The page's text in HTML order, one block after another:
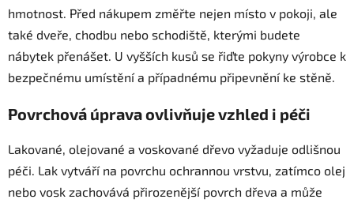
hmotnost. Před nákupem změřte nejen místo v pokoji, ale
také dveře, chodbu nebo schodiště, kterými budete
nábytek přenášet. U vyšších kusů se řiďte pokyny výrobce k
bezpečnému umístění a případnému připevnění ke stěně.
Povrchová úprava ovlivňuje vzhled i péči
Lakované, olejované a voskované dřevo vyžaduje odlišnou
péči. Lak vytváří na povrchu ochrannou vrstvu, zatímco olej
nebo vosk zachovává přirozenější povrch dřeva a může